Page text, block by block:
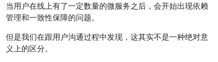
当用户在线上有了一定数量的微服务之后，会开始出现依赖
管理和一致性保障的问题。
但是我们在跟用户沟通过程中发现，这其实不是一种绝对意
义上的区分。